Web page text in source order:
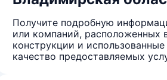
Получите подробную
или компаний, расположенных
конструкции и
качество предоставляемых